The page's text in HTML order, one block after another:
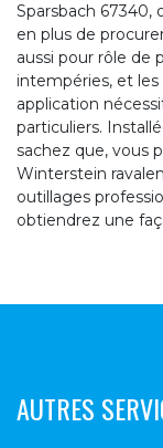
Sparsbach 67340,
en plus de
aussi pour rôle de
intempéries, et les
application
particuliers.
sachez que, vous
Winterstein
outillages
obtiendrez une
AUTRES